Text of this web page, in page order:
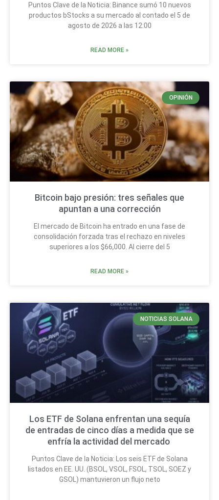
Puntos Clave de la Noticia: Binance sumó 10 nuevos
productos bStocks a su mercado al contado el 5 de
agosto de 2026 a las 12:00
READ MORE »
OPINIÓN
Bitcoin bajo presión: tres señales que
apuntan a una corrección
El mercado de Bitcoin ha entrado en una fase de
consolidación forzada tras el rechazo en niveles
superiores a los $66,000. Al cierre del 5
READ MORE »
NOTICIAS SOLANA
Los ETF de Solana enfrentan una sequía
de entradas de cinco días a medida que se
enfría la actividad del mercado
Puntos Clave de la Noticia: Los seis ETF de Solana
listados en EE. UU. (BSOL, VSOL, FSOL, TSOL, SOEZ y
GSOL) mantuvieron un flujo neto